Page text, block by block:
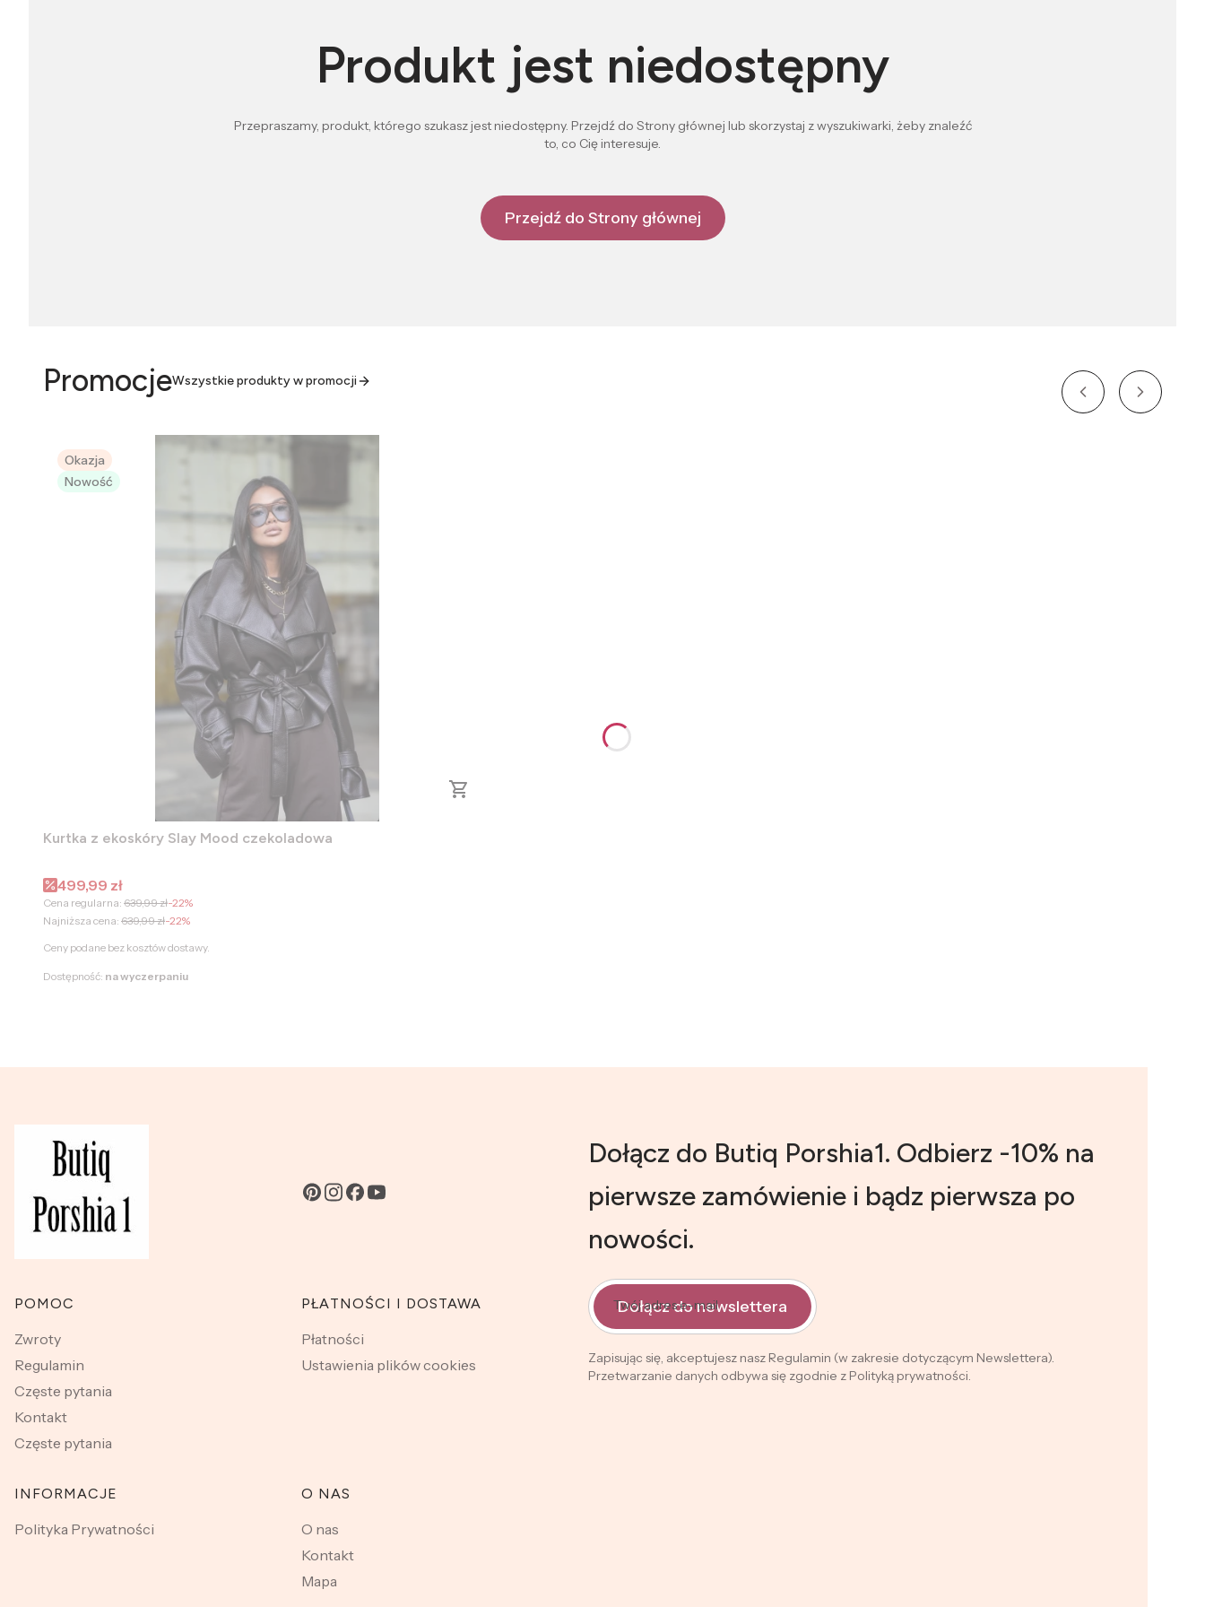
Produkt jest niedostępny
Przepraszamy, produkt, którego szukasz jest niedostępny. Przejdź do Strony głównej lub skorzystaj z wyszukiwarki, żeby znaleźć
to, co Cię interesuje.
Przejdź do Strony głównej
PromocjeWszystkie produkty w promocji
Okazja
Nowość
Kurtka z ekoskóry Slay Mood czekoladowa
Cena promocyjna
499,99 zł
Cena regularna: 639,99 zł-22%
Najniższa cena: 639,99 zł-22%
Ceny podane bez kosztów dostawy.
Dostępność: na wyczerpaniu
Linki w stopce
POMOC
Zwroty
Regulamin
Częste pytania
Kontakt
Częste pytania
PŁATNOŚCI I DOSTAWA
Płatności
Ustawienia plików cookies
INFORMACJE
Polityka Prywatności
O NAS
O nas
Kontakt
Mapa
Dołącz do Butiq Porshia1. Odbierz -10% na
pierwsze zamówienie i bądz pierwsza po
nowości.
Twój adres e-mail
Dołącz do newslettera
Zapisując się, akceptujesz nasz Regulamin (w zakresie dotyczącym Newslettera).
Przetwarzanie danych odbywa się zgodnie z Polityką prywatności.